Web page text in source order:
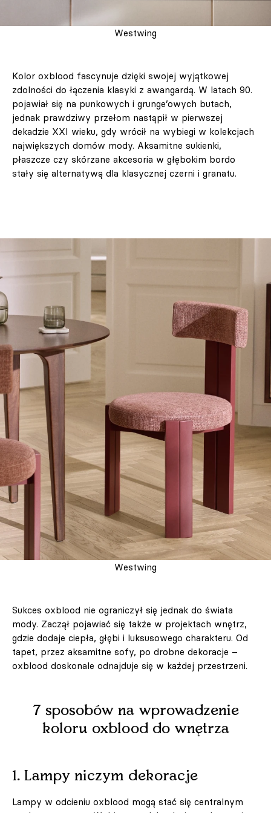
Westwing
Kolor oxblood fascynuje dzięki swojej wyjątkowej
zdolności do łączenia klasyki z awangardą. W latach 90.
pojawiał się na punkowych i grunge’owych butach,
jednak prawdziwy przełom nastąpił w pierwszej
dekadzie XXI wieku, gdy wrócił na wybiegi w kolekcjach
największych domów mody. Aksamitne sukienki,
płaszcze czy skórzane akcesoria w głębokim bordo
stały się alternatywą dla klasycznej czerni i granatu.
Westwing
Sukces oxblood nie ograniczył się jednak do świata
mody. Zaczął pojawiać się także w projektach wnętrz,
gdzie dodaje ciepła, głębi i luksusowego charakteru. Od
tapet, przez aksamitne sofy, po drobne dekoracje –
oxblood doskonale odnajduje się w każdej przestrzeni.
7 sposobów na wprowadzenie
koloru oxblood do wnętrza
1. Lampy niczym dekoracje
Lampy w odcieniu oxblood mogą stać się centralnym